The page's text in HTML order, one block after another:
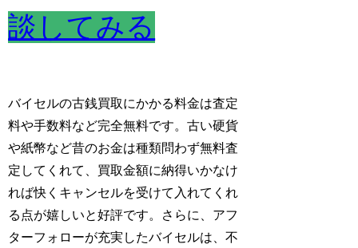
談してみる
バイセルの古銭買取にかかる料金は査定
料や手数料など完全無料です。古い硬貨
や紙幣など昔のお金は種類問わず無料査
定してくれて、買取金額に納得いかなけ
れば快くキャンセルを受けて入れてくれ
る点が嬉しいと好評です。さらに、アフ
ターフォローが充実したバイセルは、不